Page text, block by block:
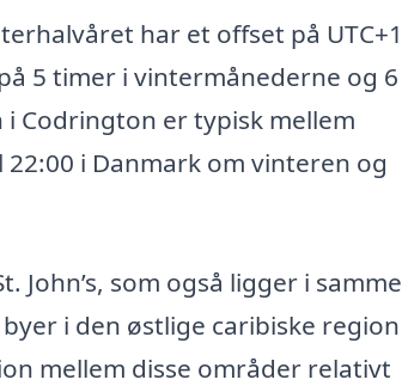
har et offset på UTC+1
5 timer i vintermånederne og 6
Codrington er typisk mellem
i Danmark om vinteren og
som også ligger i samme
i den østlige caribiske region
mellem disse områder relativt